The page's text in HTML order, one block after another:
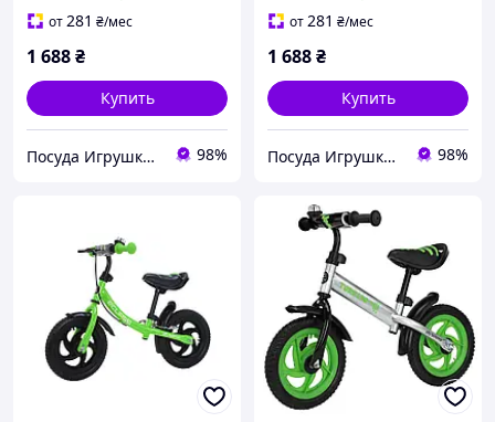
от281 ₴/мес
1 688₴
Купить
Посуда Игрушки Канцелярия Творчество Для Всей Семьи 98%
от281 ₴/мес
1 688₴
Купить
Посуда Игрушки Канцелярия Творчество Для Всей Семьи 98%